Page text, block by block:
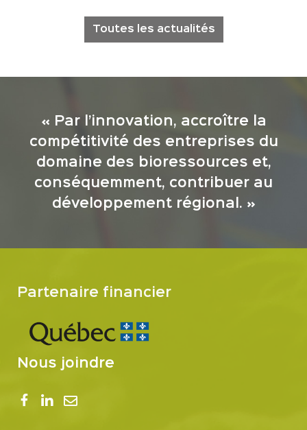
Toutes les actualités
« Par l’innovation, accroître la
compétitivité des entreprises du
domaine des bioressources et,
conséquemment, contribuer au
développement régional. »
Partenaire financier
Nous joindre